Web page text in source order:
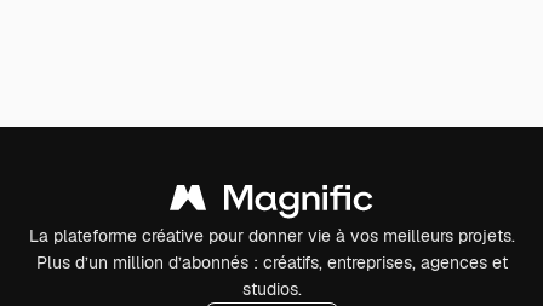
La plateforme créative pour donner vie à vos meilleurs projets.
Plus d’un million d’abonnés : créatifs, entreprises, agences et
studios.